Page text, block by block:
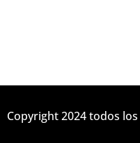
Copyright 2024 todos